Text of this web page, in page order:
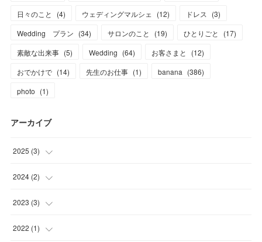
日々のこと
(4) ウェディングマルシェ (12) ドレス (3)
Wedding プラン (34) サロンのこと (19) ひとりごと (17)
素敵な出来事 (5) Wedding (64) お客さまと (12)
おでかけで (14) 先生のお仕事 (1) banana (386)
photo (1)
アーカイブ
2025 (3)
( )
( )
2024 (2)
( )
( )
2023 (3)
( )
2022 (1)